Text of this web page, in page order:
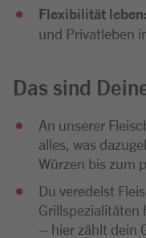
Flexibilität leben:
und Privatleben
Das sind
An unserer
alles, was
Würzen bis zum
Du veredelst
Grillspezialitäten
– hier zählt dein